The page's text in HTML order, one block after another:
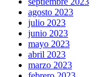
agosto 2023
julio 2023
junio 2023
mayo 2023
abril 2023
marzo 2023